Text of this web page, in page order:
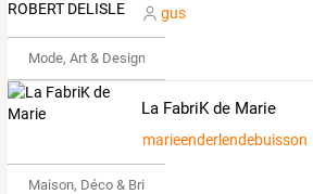
gus
Mode, Art & Design
La FabriK de Marie
Maison, Déco & Bricolage